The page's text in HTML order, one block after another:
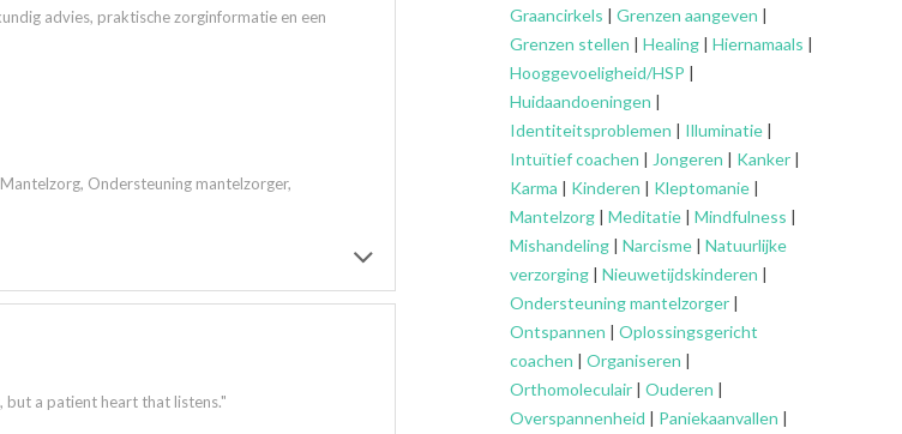
advies, praktische zorginformatie en een
Ondersteuning mantelzorger,
but a patient heart that listens."
Graancirkels | Grenzen aangeven |
Grenzen stellen | Healing | Hiernamaals |
Hooggevoeligheid/HSP |
Huidaandoeningen |
Identiteitsproblemen | Illuminatie |
Intuïtief coachen | Jongeren | Kanker |
Karma | Kinderen | Kleptomanie |
Mantelzorg | Meditatie | Mindfulness |
Mishandeling | Narcisme | Natuurlijke
verzorging | Nieuwetijdskinderen |
Ondersteuningmantelzorger |
Ontspannen | Oplossingsgericht
coachen | Organiseren |
Orthomoleculair | Ouderen |
Overspannenheid | Paniekaanvallen |